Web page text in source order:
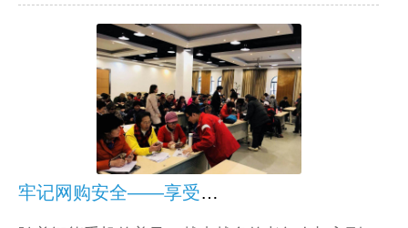
牢记网购安全——享受网购新世界